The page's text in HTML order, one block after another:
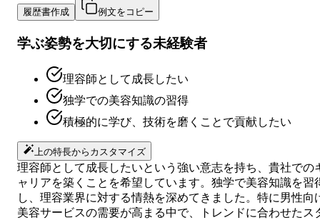
履歴書作成 例文をコピー
学ぶ姿勢を大切にする未経験者
理容師として成長したい
独学での美容知識の習得
積極的に学び、技術を磨くことで貢献したい
上の特長からカスタマイズ
理容師として成長したいという強い意志を持ち、貴社での
ャリアを築くことを希望しています。独学で美容知識を習
し、理容業界に対する情熱を深めてきました。特に男性向
美容サービスの需要が高まる中で、トレンドに合わせたス